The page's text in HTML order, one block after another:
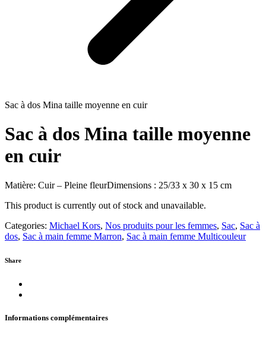
Sac à dos Mina taille moyenne en cuir
Sac à dos Mina taille moyenne
en cuir
Matière: Cuir – Pleine fleurDimensions : 25/33 x 30 x 15 cm
This product is currently out of stock and unavailable.
Categories: Michael Kors, Nos produits pour les femmes, Sac, Sac à
dos, Sac à main femme Marron, Sac à main femme Multicouleur
Share
Informations complémentaires